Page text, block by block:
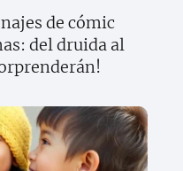
de cómic
del druida al